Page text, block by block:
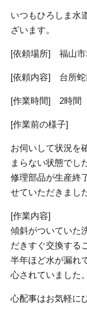
いつもひろしま水
ざいます。
[依頼場所] 福山市
[依頼内容] 台所蛇
[作業時間] 2時間
[作業前の様子]
お伺いして状況を
まらない状態でし
修理部品が生産終
せていただきまし
[作業内容]
傾斜がついていた
だきすぐ交換する
半年ほど水が漏れ
心されていました。
心配事はお気軽に